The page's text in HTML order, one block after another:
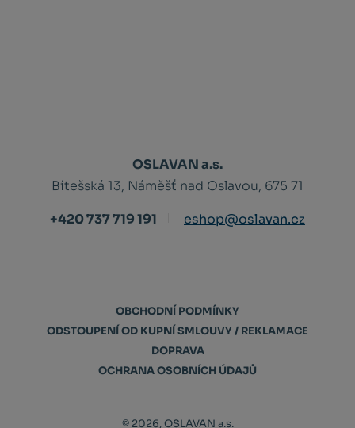
OSLAVAN a.s.
Bítešská 13, Náměšť nad Oslavou, 675 71
+420 737 719 191
eshop@oslavan.cz
OBCHODNÍ PODMÍNKY
ODSTOUPENÍ OD KUPNÍ SMLOUVY / REKLAMACE
DOPRAVA
OCHRANA OSOBNÍCH ÚDAJŮ
© 2026, OSLAVAN a.s.